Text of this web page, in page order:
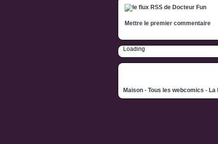
Mettre le premier commentaire
Loading
Maison - Tous les webcomics - La